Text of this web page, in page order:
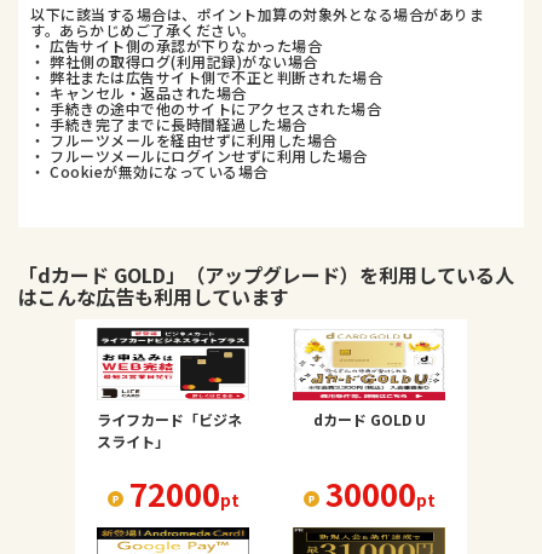
以下に該当する場合は、ポイント加算の対象外となる場合がありま
す。あらかじめご了承ください。
・ 広告サイト側の承認が下りなかった場合
・ 弊社側の取得ログ(利用記録)がない場合
・ 弊社または広告サイト側で不正と判断された場合
・ キャンセル・返品された場合
・ 手続きの途中で他のサイトにアクセスされた場合
・ 手続き完了までに長時間経過した場合
・ フルーツメールを経由せずに利用した場合
・ フルーツメールにログインせずに利用した場合
・ Cookieが無効になっている場合
「dカード GOLD」（アップグレード） を利用している人
はこんな広告も利用しています
ライフカード「ビジネ
スライト」
72000pt
dカード GOLD U
30000pt